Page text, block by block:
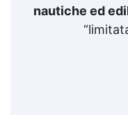
nautiche ed